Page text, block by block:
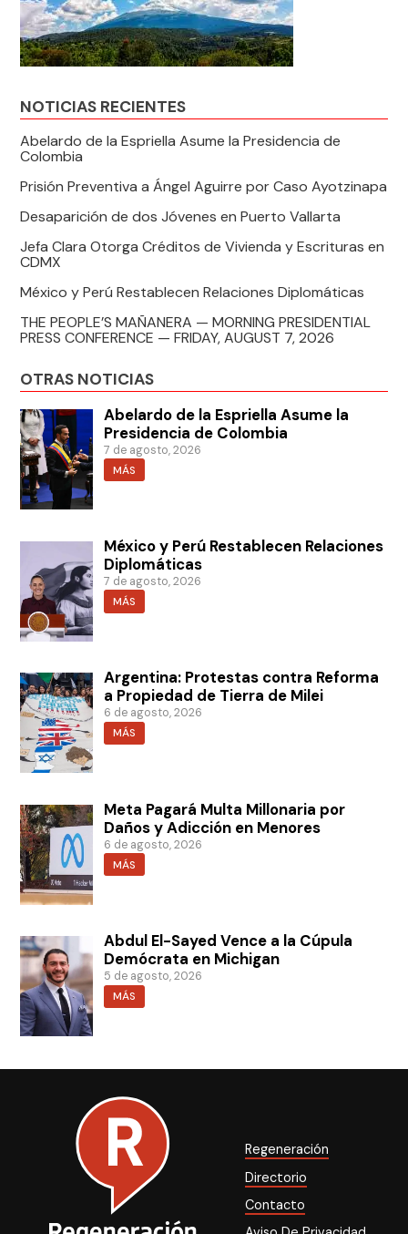
NOTICIAS RECIENTES
Abelardo de la Espriella Asume la Presidencia de
Colombia
Prisión Preventiva a Ángel Aguirre por Caso Ayotzinapa
Desaparición de dos Jóvenes en Puerto Vallarta
Jefa Clara Otorga Créditos de Vivienda y Escrituras en
CDMX
México y Perú Restablecen Relaciones Diplomáticas
THE PEOPLE’S MAÑANERA — MORNING PRESIDENTIAL
PRESS CONFERENCE — FRIDAY, AUGUST 7, 2026
OTRAS NOTICIAS
Abelardo de la Espriella Asume la
Presidencia de Colombia
7 de agosto, 2026
MÁS
México y Perú Restablecen Relaciones
Diplomáticas
7 de agosto, 2026
MÁS
Argentina: Protestas contra Reforma
a Propiedad de Tierra de Milei
6 de agosto, 2026
MÁS
Meta Pagará Multa Millonaria por
Daños y Adicción en Menores
6 de agosto, 2026
MÁS
Abdul El-Sayed Vence a la Cúpula
Demócrata en Michigan
5 de agosto, 2026
MÁS
Regeneración
Directorio
Contacto